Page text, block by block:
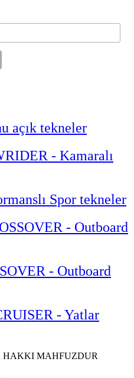
açık tekneler
- Kamaralı
Spor tekneler
- Outboard
- Outboard
- Yatlar
HAKKI MAHFUZDUR